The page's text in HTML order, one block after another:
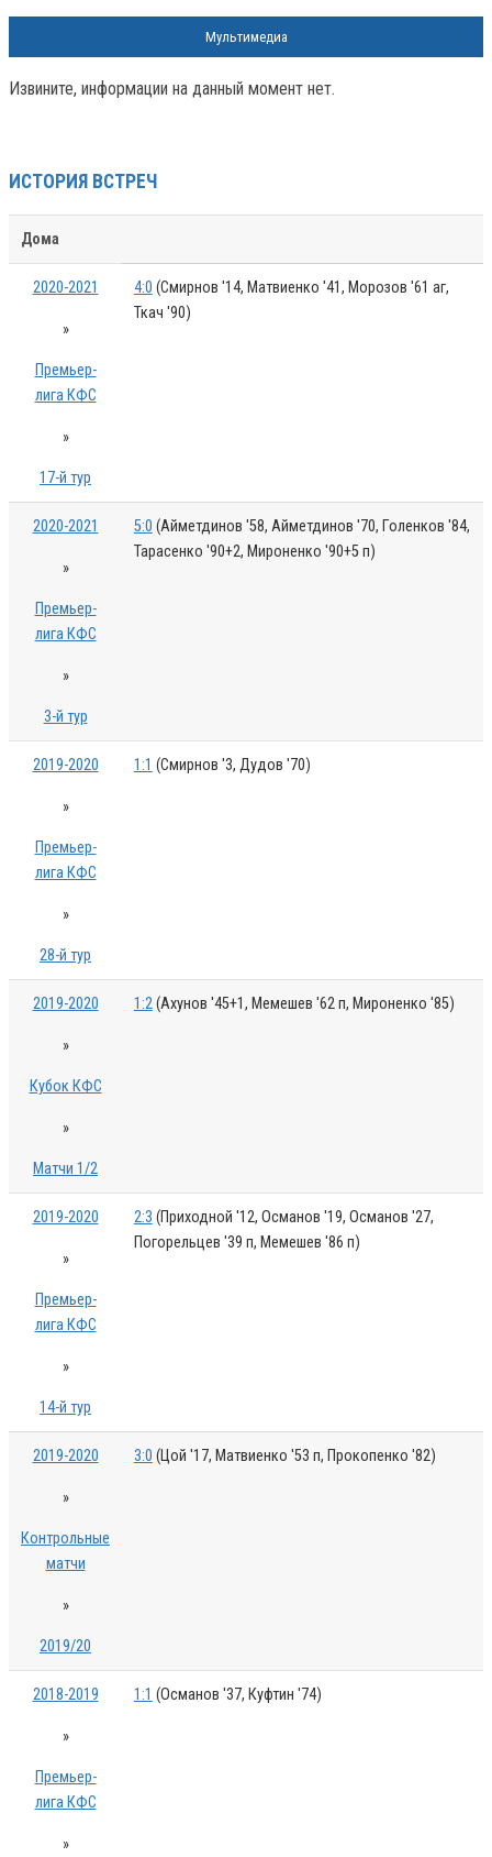
Мультимедиа
Извините, информации на данный момент нет.
ИСТОРИЯ ВСТРЕЧ
Дома
2020-2021
»
Премьер-
лига КФС
»
17-й тур
4:0 (Смирнов '14, Матвиенко '41, Морозов '61 аг,
Ткач '90)
2020-2021
»
Премьер-
лига КФС
»
3-й тур
5:0 (Айметдинов '58, Айметдинов '70, Голенков '84,
Тарасенко '90+2, Мироненко '90+5 п)
2019-2020
»
Премьер-
лига КФС
»
28-й тур
1:1 (Смирнов '3, Дудов '70)
2019-2020
»
Кубок КФС
»
Матчи 1/2
1:2(Ахунов '45+1, Мемешев '62 п, Мироненко '85)
2019-2020
»
Премьер-
лига КФС
»
14-й тур
2:3 (Приходной '12, Османов '19, Османов '27,
Погорельцев '39 п, Мемешев '86 п)
2019-2020
»
Контрольные
матчи
»
2019/20
3:0 (Цой '17, Матвиенко '53 п, Прокопенко '82)
2018-2019
»
Премьер-
лига КФС
»
1:1 (Османов '37, Куфтин '74)